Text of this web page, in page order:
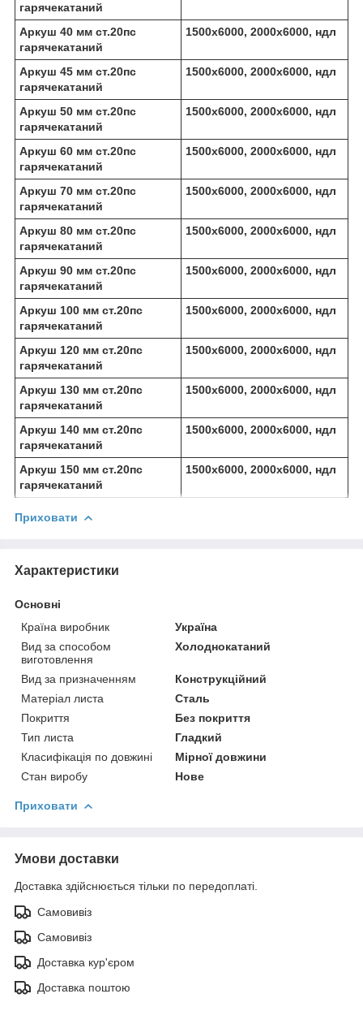
гарячекатаний
Аркуш 40 мм ст.20пс
гарячекатаний
1500х6000, 2000х6000, ндл
Аркуш 45 мм ст.20пс
гарячекатаний
1500х6000, 2000х6000, ндл
Аркуш 50 мм ст.20пс
гарячекатаний
1500х6000, 2000х6000, ндл
Аркуш 60 мм ст.20пс
гарячекатаний
1500х6000, 2000х6000, ндл
Аркуш 70 мм ст.20пс
гарячекатаний
1500х6000, 2000х6000, ндл
Аркуш 80 мм ст.20пс
гарячекатаний
1500х6000, 2000х6000, ндл
Аркуш 90 мм ст.20пс
гарячекатаний
1500х6000, 2000х6000, ндл
Аркуш 100 мм ст.20пс
гарячекатаний
1500х6000, 2000х6000, ндл
Аркуш 120 мм ст.20пс
гарячекатаний
1500х6000, 2000х6000, ндл
Аркуш 130 мм ст.20пс
гарячекатаний
1500х6000, 2000х6000, ндл
Аркуш 140 мм ст.20пс
гарячекатаний
1500х6000, 2000х6000, ндл
Аркуш 150 мм ст.20пс
гарячекатаний
1500х6000, 2000х6000, ндл
Приховати
Характеристики
Основні
Країна виробник
Україна
Вид за способом
виготовлення
Холоднокатаний
Вид за призначенням
Конструкційний
Матеріал листа
Сталь
Покриття
Без покриття
Тип листа
Гладкий
Класифікація по довжині
Мірної довжини
Стан виробу
Нове
Приховати
Умови доставки
Доставка здійснюється тільки по передоплаті.
Самовивіз
Самовивіз
Доставка кур'єром
Доставка поштою